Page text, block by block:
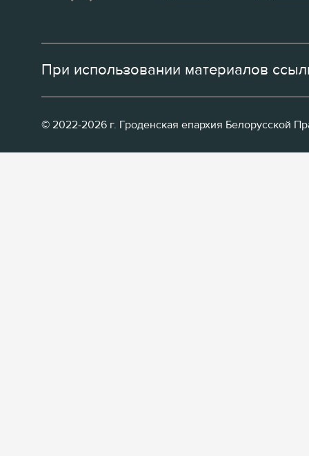
При использовании материалов
© 2022-2026 г. Гроденская епархия Белорусской